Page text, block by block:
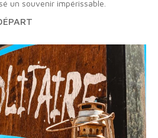
un souvenir impérissable.